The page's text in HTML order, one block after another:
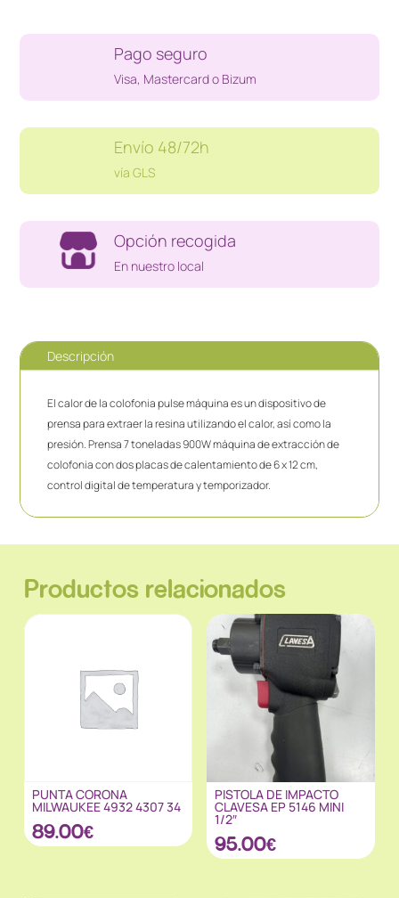
7
cantidad
Pago seguro
Visa, Mastercard o Bizum
Envío 48/72h
vía GLS
Opción recogida
En nuestro local
Descripción
El calor de la colofonia pulse máquina es un dispositivo de
prensa para extraer la resina utilizando el calor, así como la
presión. Prensa 7 toneladas 900W máquina de extracción de
colofonia con dos placas de calentamiento de 6 x 12 cm,
control digital de temperatura y temporizador.
Productos relacionados
PUNTA CORONA
MILWAUKEE 4932 4307 34
89.00€
PISTOLA DE IMPACTO
CLAVESA EP 5146 MINI
1/2″
95.00€